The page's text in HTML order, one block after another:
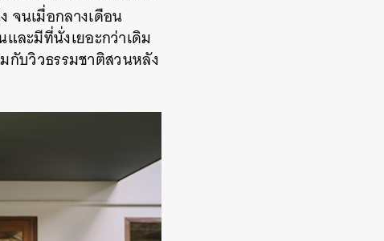
จนเมื่อกลางเดือน
ละมีที่นั่งเยอะกว่าเดิม
กับวิวธรรมชาติสวนหลัง